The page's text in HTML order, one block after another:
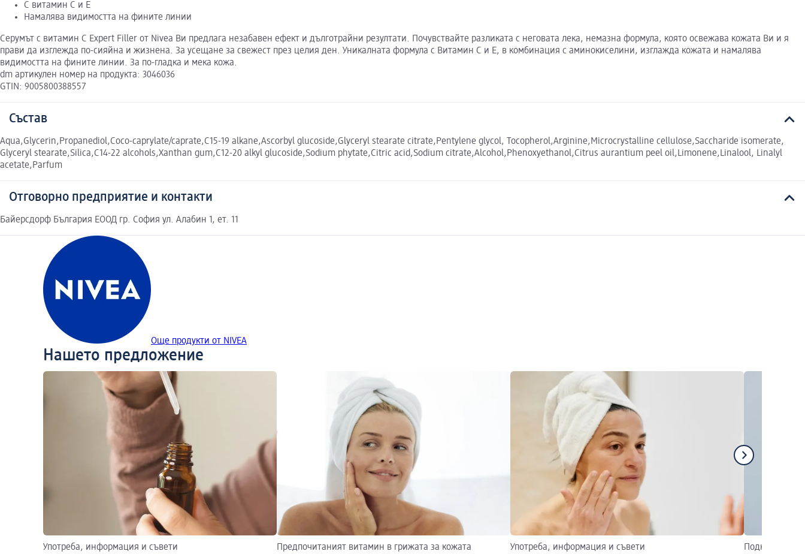
С витамин C и Е
Намалява видимостта на фините линии
Серумът с витамин C Expert Filler от Nivea Ви предлага незабавен ефект и дълготрайни резултати. Почувствайте разликата с неговата лека, немазна формула, която освежава кожата Ви и я
прави да изглежда по-сияйна и жизнена. За усещане за свежест през целия ден. Уникалната формула с Витамин C и Е, в комбинация с аминокиселини, изглажда кожата и намалява
видимостта на фините линии. За по-гладка и мека кожа.
dm артикулен номер на продукта: 3046036
GTIN: 9005800388557
Състав
Aqua,Glycerin,Propanediol,Coco-caprylate/caprate,C15-19 alkane,Ascorbyl glucoside,Glyceryl stearate citrate,Pentylene glycol, Tocopherol,Arginine,Microcrystalline cellulose,Saccharide isomerate,
Glyceryl stearate,Silica,C14-22 alcohols,Xanthan gum,C12-20 alkyl glucoside,Sodium phytate,Citric acid,Sodium citrate,Alcohol,Phenoxyethanol,Citrus aurantium peel oil,Limonene,Linalool, Linalyl
acetate,Parfum
Отговорно предприятие и контакти
Байерсдорф България ЕООД гр. София ул. Алабин 1, ет. 11
Още продукти от NIVEA
Нашето предложение
Употреба, информация и съвети Предпочитаният витамин в грижата за кожата Употреба, информация и съвети Подкрепете